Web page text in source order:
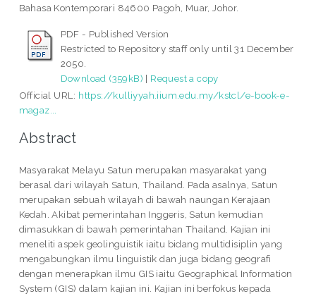
Bahasa Kontemporari 84600 Pagoh, Muar, Johor.
PDF - Published Version
Restricted to Repository staff only until 31 December
2050.
Download (359kB) | Request a copy
Official URL: https://kulliyyah.iium.edu.my/kstcl/e-book-e-
magaz...
Abstract
Masyarakat Melayu Satun merupakan masyarakat yang
berasal dari wilayah Satun, Thailand. Pada asalnya, Satun
merupakan sebuah wilayah di bawah naungan Kerajaan
Kedah. Akibat pemerintahan Inggeris, Satun kemudian
dimasukkan di bawah pemerintahan Thailand. Kajian ini
meneliti aspek geolinguistik iaitu bidang multidisiplin yang
mengabungkan ilmu linguistik dan juga bidang geografi
dengan menerapkan ilmu GIS iaitu Geographical Information
System (GIS) dalam kajian ini. Kajian ini berfokus kepada